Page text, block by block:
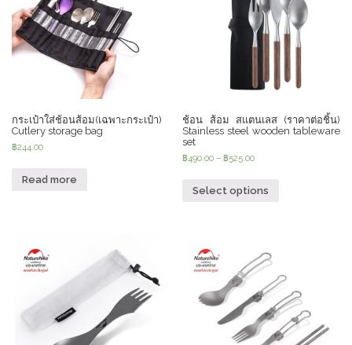
กระเป๋าใส่ช้อนส้อม(เฉพาะกระเป๋า)
Cutlery storage bag
฿244.00
Read more
ช้อน ส้อม สแตนเลส (ราคาต่อชิ้น)
Stainless steel wooden tableware
set
฿490.00 – ฿525.00
Select options